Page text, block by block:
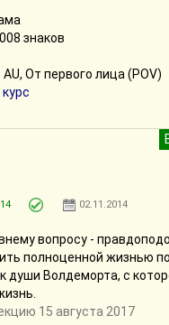
знаков
AU, От первого лица (POV)
14 02.11.2014
вопросу -
полноценной жизнью
души Волдеморта, с
15 августа 2017